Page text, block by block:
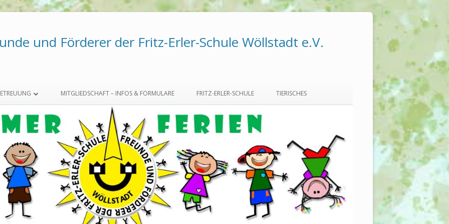
und Förderer der Fritz-Erler-Schule Wöllstadt e.V.
KONZEPT
NW
OW
MITGLIEDSCHAFT – INFOS & FORMULARE FRITZ-ERLER-SCHULE TIERISCHES